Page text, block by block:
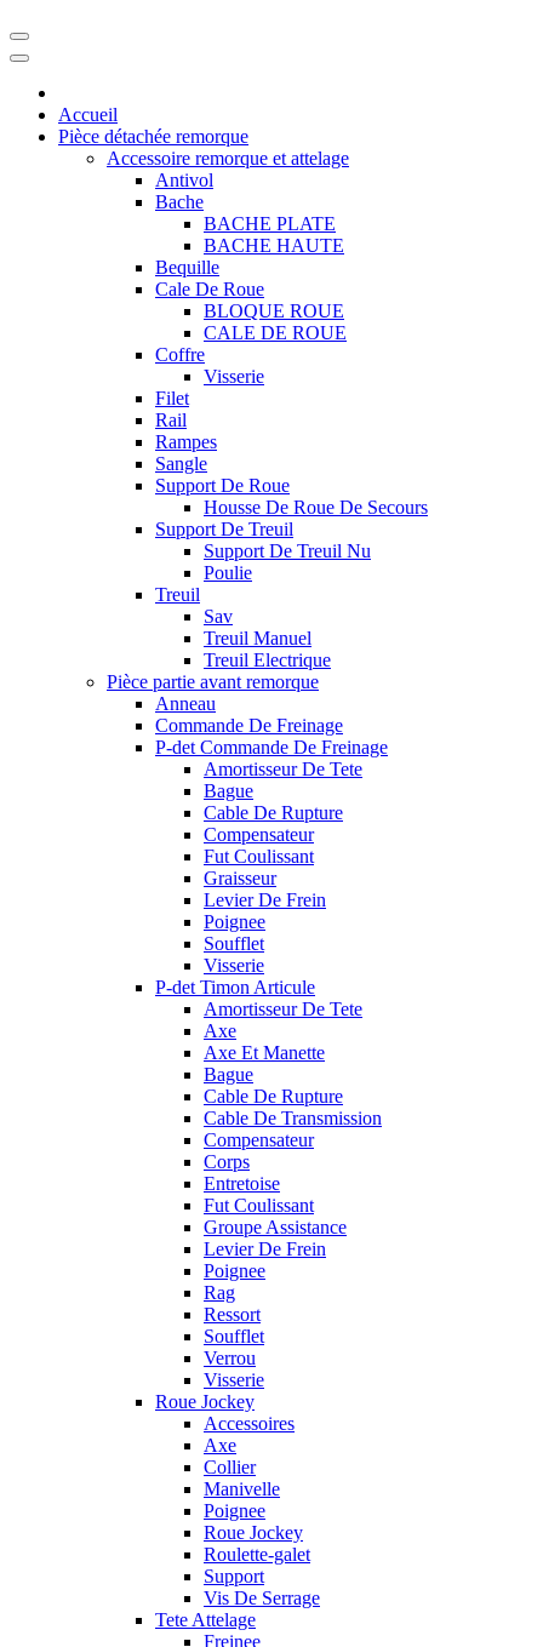
Accueil
Pièce détachée remorque
Accessoire remorque et attelage
Antivol
Bache
BACHE PLATE
BACHE HAUTE
Bequille
Cale De Roue
BLOQUE ROUE
CALE DE ROUE
Coffre
Visserie
Filet
Rail
Rampes
Sangle
Support De Roue
Housse De Roue De Secours
Support De Treuil
Support De Treuil Nu
Poulie
Treuil
Sav
Treuil Manuel
Treuil Electrique
Pièce partie avant remorque
Anneau
Commande De Freinage
P-det Commande De Freinage
Amortisseur De Tete
Bague
Cable De Rupture
Compensateur
Fut Coulissant
Graisseur
Levier De Frein
Poignee
Soufflet
Visserie
P-det Timon Articule
Amortisseur De Tete
Axe
Axe Et Manette
Bague
Cable De Rupture
Cable De Transmission
Compensateur
Corps
Entretoise
Fut Coulissant
Groupe Assistance
Levier De Frein
Poignee
Rag
Ressort
Soufflet
Verrou
Visserie
Roue Jockey
Accessoires
Axe
Collier
Manivelle
Poignee
Roue Jockey
Roulette-galet
Support
Vis De Serrage
Tete Attelage
Freinee